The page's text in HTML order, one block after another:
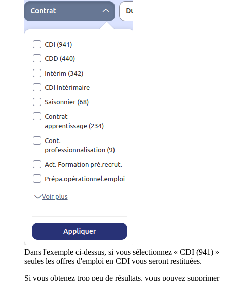
Dans l'exemple ci-dessus, si vous sélectionnez « CDI (941) »
seules les offres d'emploi en CDI vous seront restituées.
Si vous obtenez trop peu de résultats, vous pouvez supprimer